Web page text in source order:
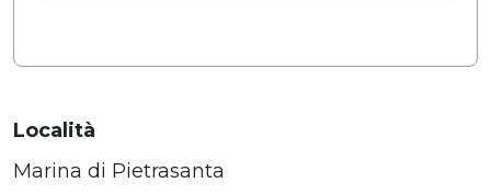
Località
Marina di Pietrasanta